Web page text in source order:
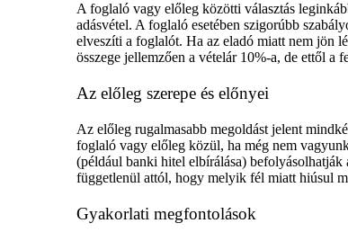
A foglaló vagy előleg közötti választás
adásvétel. A foglaló esetében szigorúbb
elveszíti a foglalót. Ha az eladó miatt nem jön
összege jellemzően a vételár 10%-a, de ettől a
Az előleg szerepe és előnyei
Az előleg rugalmasabb megoldást jelent
foglaló vagy előleg közül, ha még nem
(például banki hitel elbírálása) befolyásolhatják
függetlenül attól, hogy melyik fél miatt hiúsul
Gyakorlati megfontolások